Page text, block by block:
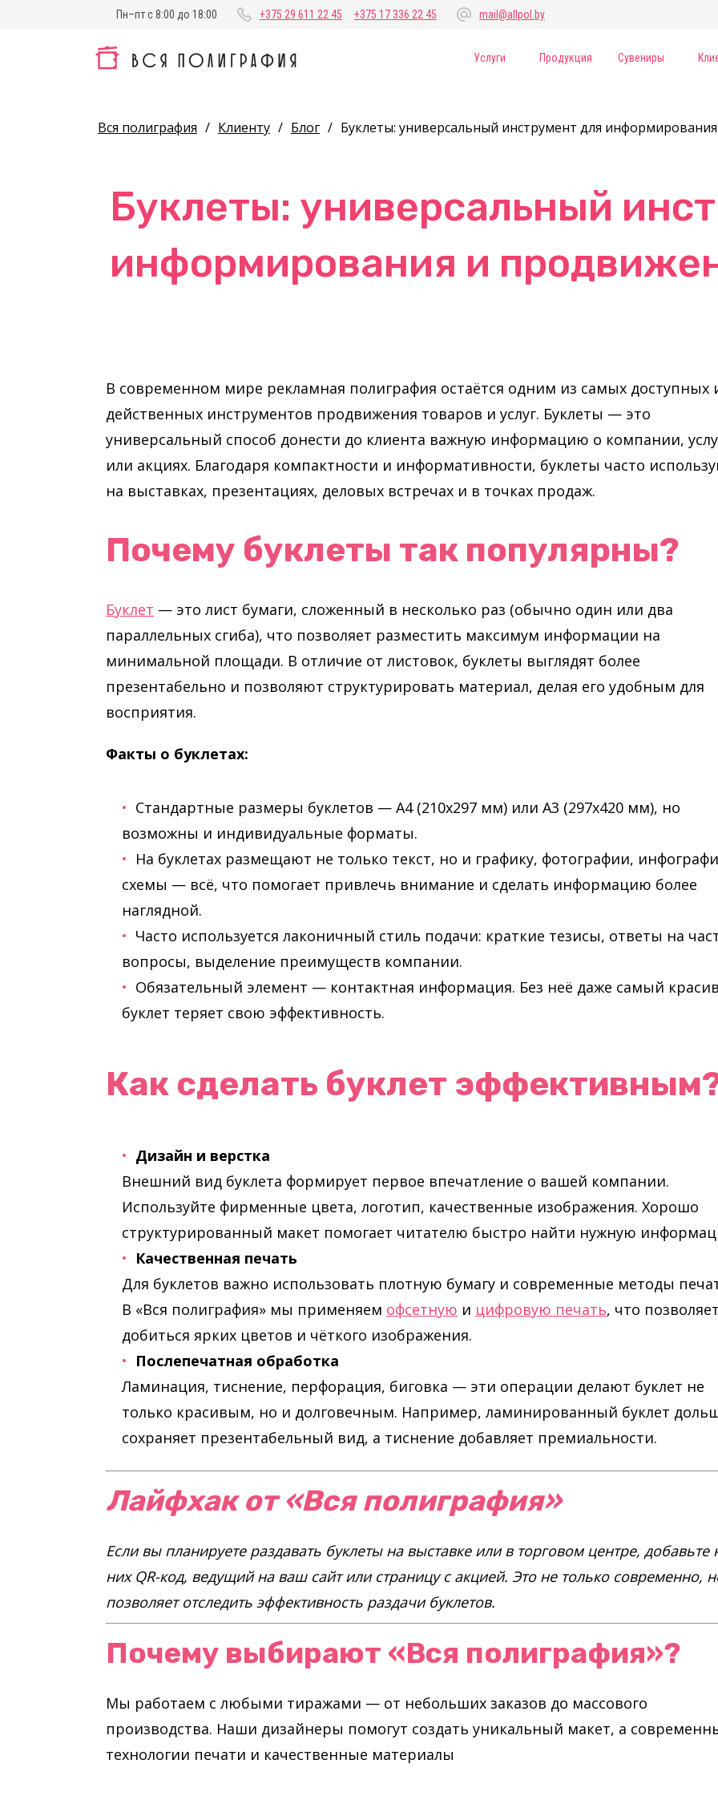
Пн–пт с 8:00 до 18:00 +375 29 611 22 45 +375 17 336 22 45 mail@allpol.by
Услуги Продукция Сувениры
Вся полиграфия / Клиенту / Блог / Буклеты: универсальный инструмент для
Буклеты: универсальный
информирования и
В современном мире рекламная полиграфия остаётся одним из самых доступных
действенных инструментов продвижения товаров и услуг. Буклеты — это
универсальный способ донести до клиента важную информацию о компании,
или акциях. Благодаря компактности и информативности, буклеты часто
на выставках, презентациях, деловых встречах и в точках продаж.
Почему буклеты так популярны?
Буклет — это лист бумаги, сложенный в несколько раз (обычно один или два
параллельных сгиба), что позволяет разместить максимум информации на
минимальной площади. В отличие от листовок, буклеты выглядят более
презентабельно и позволяют структурировать материал, делая его удобным для
восприятия.
Факты о буклетах:
Стандартные размеры буклетов — А4 (210х297 мм) или А3 (297х420 мм), но
возможны и индивидуальные форматы.
На буклетах размещают не только текст, но и графику, фотографии,
схемы — всё, что помогает привлечь внимание и сделать информацию более
наглядной.
Часто используется лаконичный стиль подачи: краткие тезисы, ответы на
вопросы, выделение преимуществ компании.
Обязательный элемент — контактная информация. Без неё даже самый
буклет теряет свою эффективность.
Как сделать буклет
Дизайн и верстка
Внешний вид буклета формирует первое впечатление о вашей компании.
Используйте фирменные цвета, логотип, качественные изображения. Хорошо
структурированный макет помогает читателю быстро найти нужную
Качественная печать
Для буклетов важно использовать плотную бумагу и современные методы
В «Вся полиграфия» мы применяем офсетную и цифровую печать, что позволяет
добиться ярких цветов и чёткого изображения.
Послепечатная обработка
Ламинация, тиснение, перфорация, биговка — эти операции делают буклет не
только красивым, но и долговечным. Например, ламинированный буклет
сохраняет презентабельный вид, а тиснение добавляет премиальности.
Лайфхак от «Вся полиграфия»
Если вы планируете раздавать буклеты на выставке или в торговом центре, добавьте
них QR-код, ведущий на ваш сайт или страницу с акцией. Это не только современно,
позволяет отследить эффективность раздачи буклетов.
Почему выбирают «Вся полиграфия»?
Мы работаем с любыми тиражами — от небольших заказов до массового
производства. Наши дизайнеры помогут создать уникальный макет, а
технологии печати и качественные материалы